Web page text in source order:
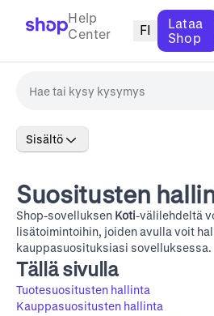
Help
Center
FI
Lataa
Shop
Sisältö
Suositusten
Shop-sovelluksen Koti-välilehdeltä
lisätoimintoihin, joiden avulla voit
kauppasuosituksiasi sovelluksessa.
Tällä sivulla
Tuotesuositusten hallinta
Kauppasuositusten hallinta